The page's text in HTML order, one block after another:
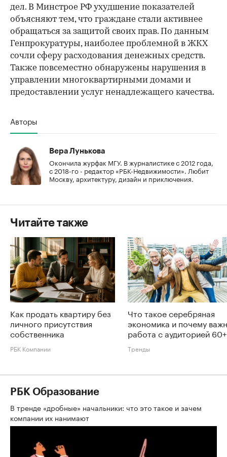
дел. В Минстрое РФ ухудшение показателей
объясняют тем, что граждане стали активнее
обращаться за защитой своих прав. По данным
Генпрокуратуры, наиболее проблемной в ЖКХ
сочли сферу расходования денежных средств.
Также повсеместно обнаружены нарушения в
управлении многоквартирными домами и
предоставлении услуг ненадлежащего качества.
Авторы
Вера Лунькова
Окончила журфак МГУ. В журналистике с 2012 года,
с 2018-го - редактор «РБК-Недвижимости». Любит
Москву, архитектуру, дизайн и приключения.
Читайте также
Как продать квартиру без
личного присутствия
собственника
РБК Компании
Что такое серебряная
экономика и почему
работа с аудиторией 60+
Тренды
РБК Образование
В тренде «дробные» начальники: что это такое и зачем
компании их нанимают